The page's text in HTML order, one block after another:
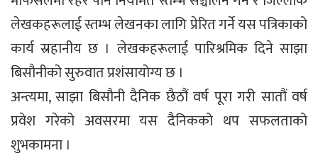
लेखकहरूलाई स्तम्भ लेखनका लागि प्रेरित गर्ने यस पत्रिकाको
कार्य स्रहानीय छ । लेखकहरूलाई पारिश्रमिक दिने साझा
बिसौनीको सुरुवात प्रशंसायोग्य छ ।
अन्त्यमा, साझा बिसौनी दैनिक छैठौं वर्ष पूरा गरी सातौं वर्ष
प्रवेश गरेको अवसरमा यस दैनिकको थप सफलताको
शुभकामना ।